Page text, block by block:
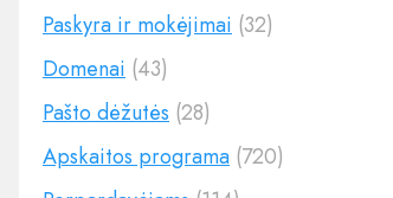
Paskyra ir mokėjimai (32)
Domenai (43)
Pašto dėžutės (28)
Apskaitos programa (720)